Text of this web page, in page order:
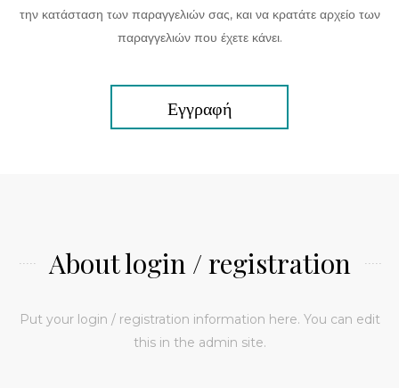
την κατάσταση των παραγγελιών σας, και να κρατάτε αρχείο των
παραγγελιών που έχετε κάνει.
Εγγραφή
About login / registration
Put your login / registration information here. You can edit
this in the admin site.